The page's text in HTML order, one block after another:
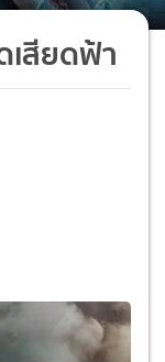
เสียดฟ้า